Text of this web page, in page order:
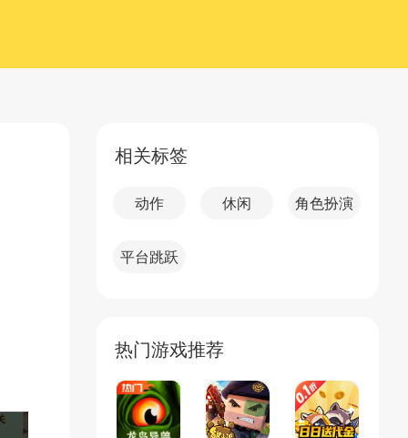
相关标签
动作 休闲 角色扮演
平台跳跃
热门游戏推荐